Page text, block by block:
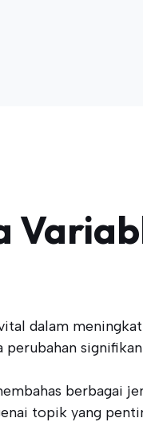
dalam
berbagai
topik yang